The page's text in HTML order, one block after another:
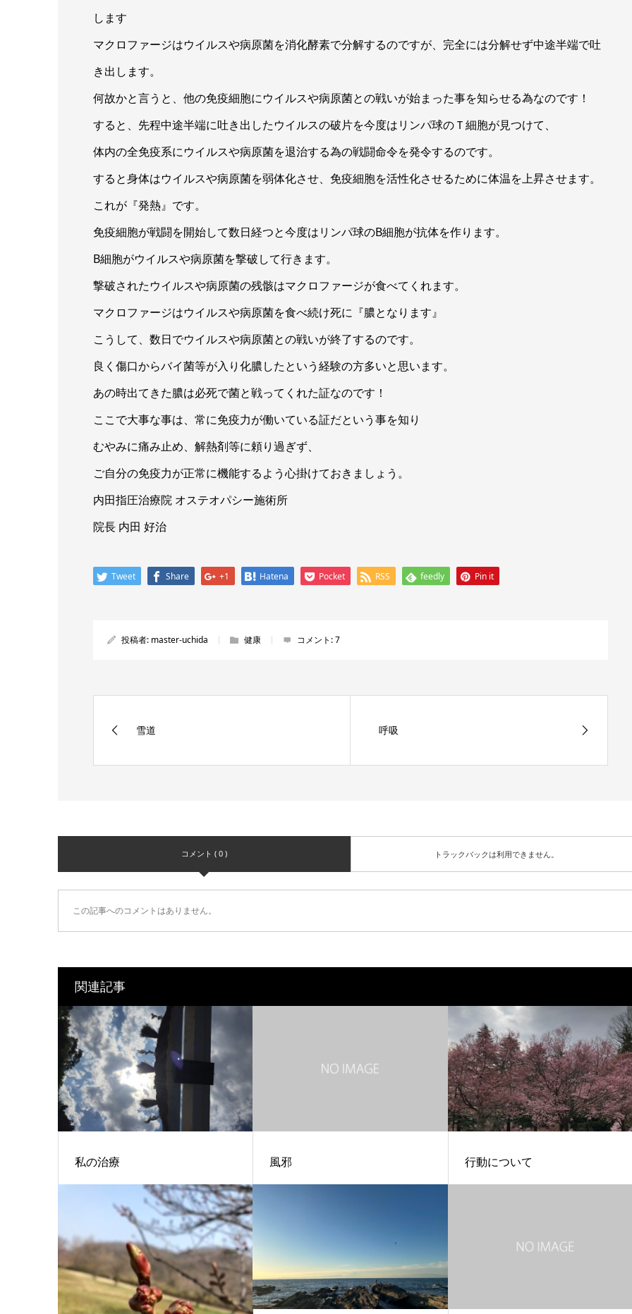
します
マクロファージはウイルスや病原菌を消化酵素で分解するのですが、完全には分解せず中途半端で吐
き出します。
何故かと言うと、他の免疫細胞にウイルスや病原菌との戦いが始まった事を知らせる為なのです！
すると、先程中途半端に吐き出したウイルスの破片を今度はリンパ球のＴ細胞が見つけて、
体内の全免疫系にウイルスや病原菌を退治する為の戦闘命令を発令するのです。
すると身体はウイルスや病原菌を弱体化させ、免疫細胞を活性化させるために体温を上昇させます。
これが『発熱』です。
免疫細胞が戦闘を開始して数日経つと今度はリンパ球のB細胞が抗体を作ります。
B細胞がウイルスや病原菌を撃破して行きます。
撃破されたウイルスや病原菌の残骸はマクロファージが食べてくれます。
マクロファージはウイルスや病原菌を食べ続け死に『膿となります』
こうして、数日でウイルスや病原菌との戦いが終了するのです。
良く傷口からバイ菌等が入り化膿したという経験の方多いと思います。
あの時出てきた膿は必死で菌と戦ってくれた証なのです！
ここで大事な事は、常に免疫力が働いている証だという事を知り
むやみに痛み止め、解熱剤等に頼り過ぎず、
ご自分の免疫力が正常に機能するよう心掛けておきましょう。
内田指圧治療院 オステオパシー施術所
院長 内田 好治
Tweet Share +1 Hatena Pocket RSS feedly Pin it
投稿者: master-uchida 健康 コメント:7
雪道 呼吸
コメント ( 0 ) トラックバックは利用できません。
この記事へのコメントはありません。
関連記事
私の治療 風邪 行動について